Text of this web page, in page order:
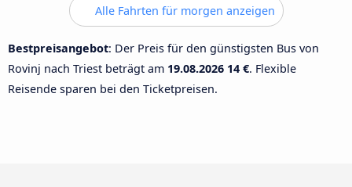
Alle Fahrten für morgen anzeigen
Bestpreisangebot: Der Preis für den günstigsten Bus von
Rovinj nach Triest beträgt am 19.08.2026 14 €. Flexible
Reisende sparen bei den Ticketpreisen.